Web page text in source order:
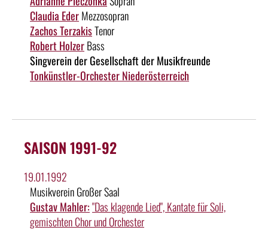
Claudia EderMezzosopran
Zachos TerzakisTenor
Robert HolzerBass
Singverein der Gesellschaft der Musikfreunde
Tonkünstler-Orchester Niederösterreich
SAISON 1991-92
19.01.1992
Musikverein Großer Saal
Gustav Mahler:"Das klagende Lied", Kantate für Soli,
gemischten Chor und Orchester